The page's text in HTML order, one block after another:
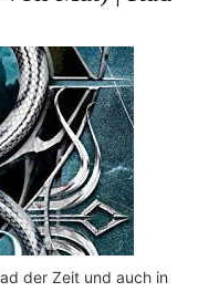
der Zeit und auch in